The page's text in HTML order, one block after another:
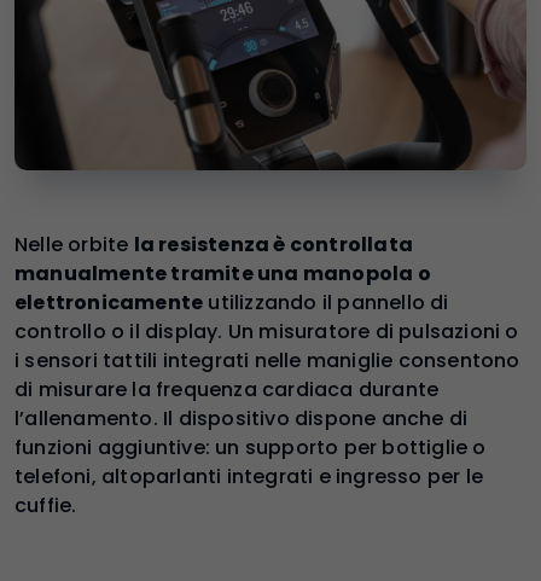
Nelle orbite la resistenza è controllata
manualmente tramite una manopola o
elettronicamente utilizzando il pannello di
controllo o il display. Un misuratore di pulsazioni o
i sensori tattili integrati nelle maniglie consentono
di misurare la frequenza cardiaca durante
l’allenamento. Il dispositivo dispone anche di
funzioni aggiuntive: un supporto per bottiglie o
telefoni, altoparlanti integrati e ingresso per le
cuffie.